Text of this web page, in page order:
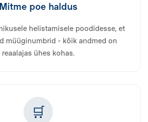
Mitme poe haldus
helistamisele poodidesse, et
müüginumbrid - kõik andmed on
reaalajas ühes kohas.
🛒